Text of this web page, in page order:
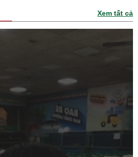
Xem tất cả